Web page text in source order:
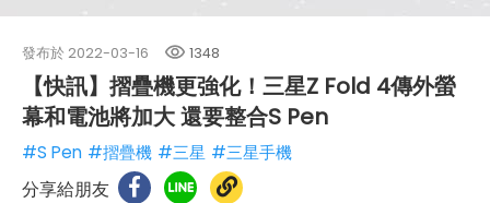
發布於 2022-03-16 1348
【快訊】摺疊機更強化！三星Z Fold 4傳外螢
幕和電池將加大 還要整合S Pen
#S Pen #摺疊機 #三星 #三星手機
分享給朋友